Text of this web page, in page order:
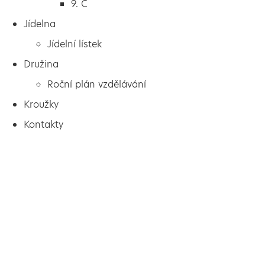
9. C
Jídelna
Jídelní lístek
Družina
Roční plán vzdělávání
Kroužky
Kontakty